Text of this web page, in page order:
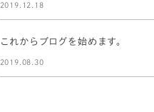
2019.12.18
これからブログを始めます。
2019.08.30